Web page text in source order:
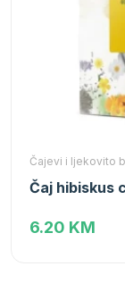
Čajevi i ljekovito
Čaj hibiskus
6.20 KM